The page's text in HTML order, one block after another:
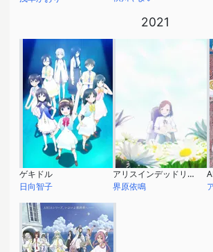
2021
ゲキドル
日向智子
アリスインデッドリースクール
界原依鳴